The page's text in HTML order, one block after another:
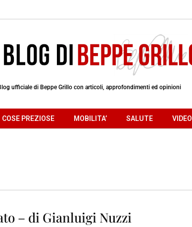
ufficiale di Beppe Grillo con articoli, approfondimenti ed opinioni
COSE PREZIOSE MOBILITA’ SALUTE VIDEO
– di Gianluigi Nuzzi